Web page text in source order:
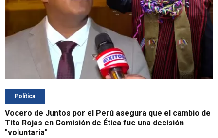
Política
Vocero de Juntos por el Perú asegura que el cambio de
Tito Rojas en Comisión de Ética fue una decisión
"voluntaria"